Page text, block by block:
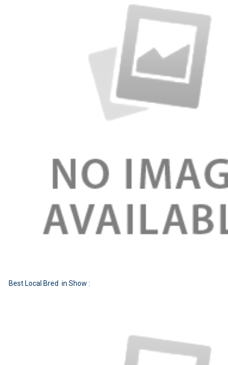
Best Local Bred in Show :